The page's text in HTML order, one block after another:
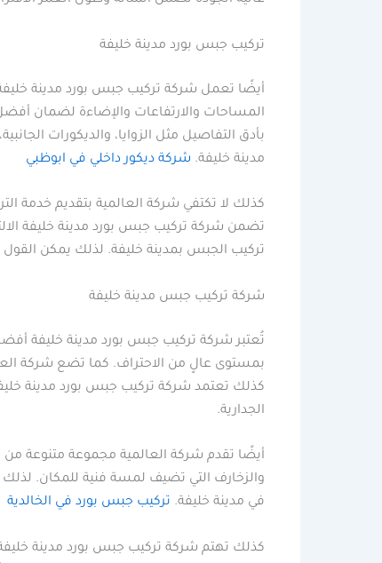
تركيب جبس بورد مدينة خليفة
أيضًا تعمل شركة تركيب جبس بورد مدينة
المساحات والارتفاعات والإضاءة لضمان أفضل
بأدق التفاصيل مثل الزوايا، والديكورات
مدينة خليفة. شركة ديكور داخلي في ابوظبي
كذلك لا تكتفي شركة العالمية بتقديم خدمة
تضمن شركة تركيب جبس بورد مدينة خليفة
تركيب الجبس بمدينة خليفة. لذلك يمكن
شركة تركيب جبس مدينة خليفة
تُعتبر شركة تركيب جبس بورد مدينة خليفة
بمستوى عالٍ من الاحتراف. كما تضع شركة
كذلك تعتمد شركة تركيب جبس بورد مدينة
الجدارية.
أيضًا تقدم شركة العالمية مجموعة متنوعة من
والزخارف التي تضيف لمسة فنية للمكان.
في مدينة خليفة. تركيب جبس بورد في الخالدية
كذلك تهتم شركة تركيب جبس بورد مدينة